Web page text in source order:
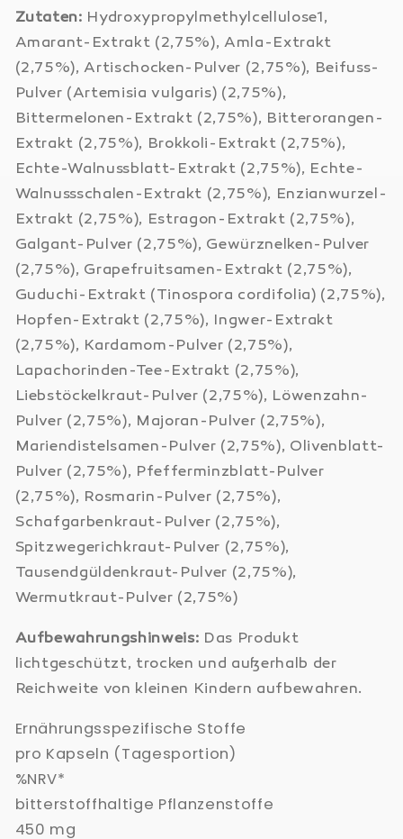
Zutaten: Hydroxypropylmethylcellulose1,
Amarant-Extrakt (2,75%), Amla-Extrakt
(2,75%), Artischocken-Pulver (2,75%), Beifuss-
Pulver (Artemisia vulgaris) (2,75%),
Bittermelonen-Extrakt (2,75%), Bitterorangen-
Extrakt (2,75%), Brokkoli-Extrakt (2,75%),
Echte-Walnussblatt-Extrakt (2,75%), Echte-
Walnussschalen-Extrakt (2,75%), Enzianwurzel-
Extrakt (2,75%), Estragon-Extrakt (2,75%),
Galgant-Pulver (2,75%), Gewürznelken-Pulver
(2,75%), Grapefruitsamen-Extrakt (2,75%),
Guduchi-Extrakt (Tinospora cordifolia) (2,75%),
Hopfen-Extrakt (2,75%), Ingwer-Extrakt
(2,75%), Kardamom-Pulver (2,75%),
Lapachorinden-Tee-Extrakt (2,75%),
Liebstöckelkraut-Pulver (2,75%), Löwenzahn-
Pulver (2,75%), Majoran-Pulver (2,75%),
Mariendistelsamen-Pulver (2,75%), Olivenblatt-
Pulver (2,75%), Pfefferminzblatt-Pulver
(2,75%), Rosmarin-Pulver (2,75%),
Schafgarbenkraut-Pulver (2,75%),
Spitzwegerichkraut-Pulver (2,75%),
Tausendgüldenkraut-Pulver (2,75%),
Wermutkraut-Pulver (2,75%)
Aufbewahrungshinweis: Das Produkt
lichtgeschützt, trocken und außerhalb der
Reichweite von kleinen Kindern aufbewahren.
Ernährungsspezifische Stoffe
pro Kapseln (Tagesportion)
%NRV*
bitterstoffhaltige Pflanzenstoffe
450 mg